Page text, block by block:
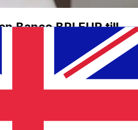
Banco BPI EUR till
överföringar med
till Förenade
på betalningsmetod och
tar internationella
Banco BPI S.A: s bryttider för